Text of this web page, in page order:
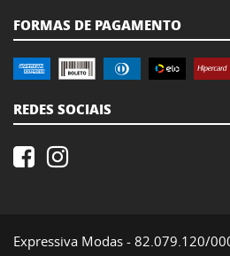
FORMAS DE PAGAMENTO
REDES SOCIAIS
Expressiva Modas - 82.079.120/